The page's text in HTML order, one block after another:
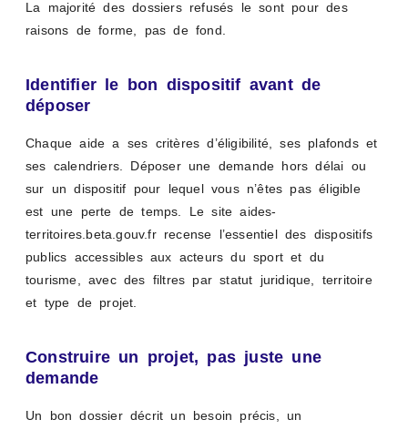
La majorité des dossiers refusés le sont pour des
raisons de forme, pas de fond.
Identifier le bon dispositif avant de
déposer
Chaque aide a ses critères d’éligibilité, ses plafonds et
ses calendriers. Déposer une demande hors délai ou
sur un dispositif pour lequel vous n’êtes pas éligible
est une perte de temps. Le site aides-
territoires.beta.gouv.fr recense l’essentiel des dispositifs
publics accessibles aux acteurs du sport et du
tourisme, avec des filtres par statut juridique, territoire
et type de projet.
Construire un projet, pas juste une
demande
Un bon dossier décrit un besoin précis, un